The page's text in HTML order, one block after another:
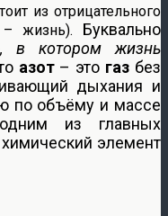
из отрицательного
– жизнь).
Буквально
в котором жизнь
азот– это газ без
дыхания и
по объёму и массе
из главных
элемент